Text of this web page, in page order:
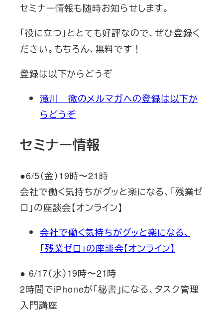
セミナー情報も随時お知らせします。
「役に立つ」ととても好評なので、ぜひ登録く
ださい。もちろん、無料です！
登録は以下からどうぞ
滝川 徹のメルマガへの登録は以下か
らどうぞ
セミナー情報
●6/5（金）19時〜21時
会社で働く気持ちがグッと楽になる、「残業ゼ
ロ」の座談会【オンライン】
会社で働く気持ちがグッと楽になる、
「残業ゼロ」の座談会【オンライン】
● 6/17（水）19時〜21時
2時間でiPhoneが「秘書」になる、タスク管理
入門講座